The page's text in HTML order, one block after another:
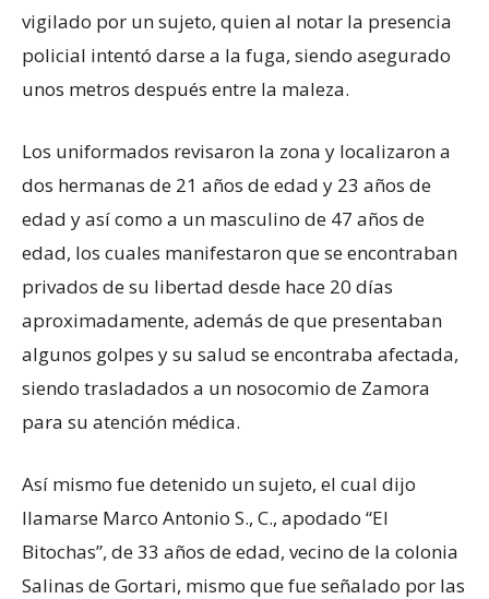
vigilado por un sujeto, quien al notar la presencia
policial intentó darse a la fuga, siendo asegurado
unos metros después entre la maleza.
Los uniformados revisaron la zona y localizaron a
dos hermanas de 21 años de edad y 23 años de
edad y así como a un masculino de 47 años de
edad, los cuales manifestaron que se encontraban
privados de su libertad desde hace 20 días
aproximadamente, además de que presentaban
algunos golpes y su salud se encontraba afectada,
siendo trasladados a un nosocomio de Zamora
para su atención médica.
Así mismo fue detenido un sujeto, el cual dijo
llamarse Marco Antonio S., C., apodado “El
Bitochas”, de 33 años de edad, vecino de la colonia
Salinas de Gortari, mismo que fue señalado por las